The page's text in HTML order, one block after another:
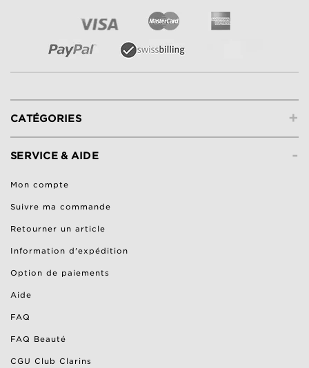
+
CATÉGORIES
-
SERVICE & AIDE
Mon compte
Suivre ma commande
Retourner un article
Information d'expédition
Option de paiements
Aide
FAQ
FAQ Beauté
CGU Club Clarins